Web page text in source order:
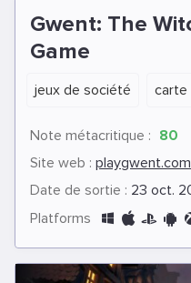
Gwent: The
Game
jeux de société carte
Note métacritique : 80
Site web : playgwent.com
Date de sortie : 23 oct.
Platforms